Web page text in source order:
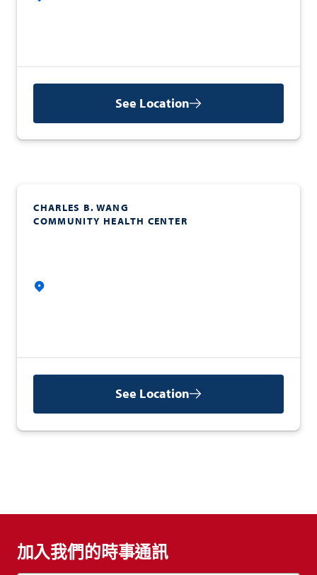
See Location
CHARLES B. WANG
COMMUNITY HEALTH CENTER
See Location
加入我們的時事通訊